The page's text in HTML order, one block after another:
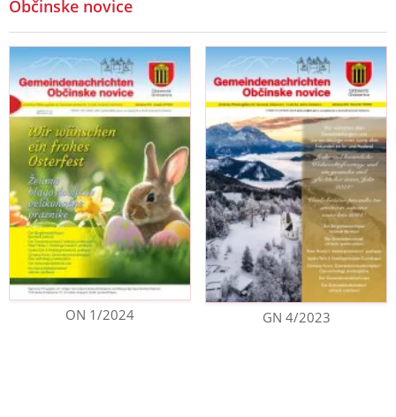
Občinske novice
ON 1/2024 GN 4/2023